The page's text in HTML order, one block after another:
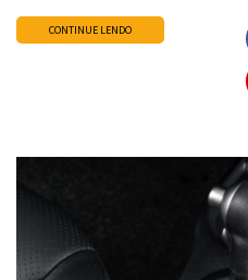
CONTINUE LENDO